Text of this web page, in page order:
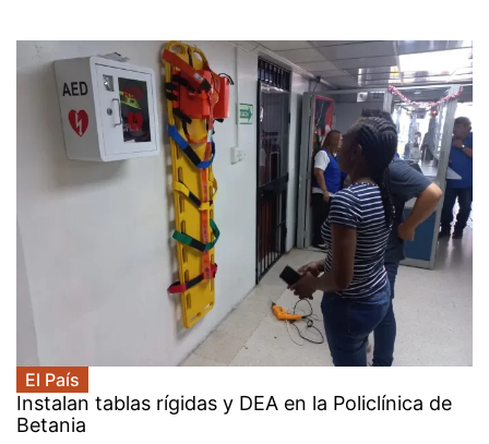
El País
Instalan tablas rígidas y DEA en la Policlínica de
Betania